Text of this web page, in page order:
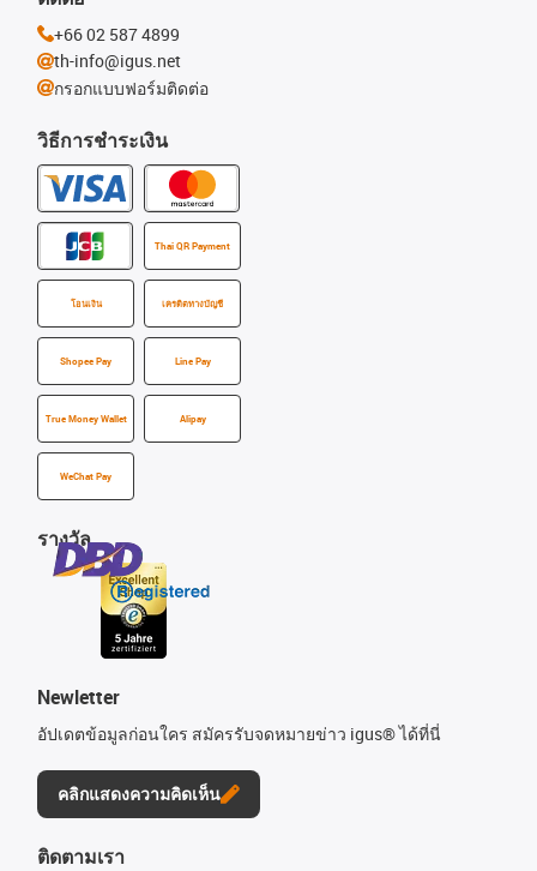
วิธีการชำระเงิน
Thai QR Payment
โอนเงิน เครดิตทางบัญชี
Shopee Pay Line Pay
True Money Wallet Alipay
WeChat Pay
รางวัล
Newletter
อัปเดตข้อมูลก่อนใคร สมัครรับจดหมายข่าว igus® ได้ที่นี่
คลิกแสดงความคิดเห็น
+66 02 587 4899
th-info@igus.net
กรอกแบบฟอร์มติดต่อ
ติดตามเรา